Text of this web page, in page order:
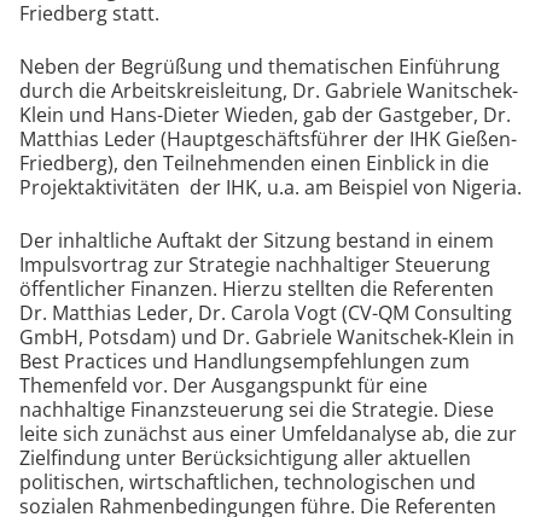
Friedberg statt.
Neben der Begrüßung und thematischen Einführung
durch die Arbeitskreisleitung, Dr. Gabriele Wanitschek-
Klein und Hans-Dieter Wieden, gab der Gastgeber, Dr.
Matthias Leder (Hauptgeschäftsführer der IHK Gießen-
Friedberg), den Teilnehmenden einen Einblick in die
Projektaktivitäten der IHK, u.a. am Beispiel von Nigeria.
Der inhaltliche Auftakt der Sitzung bestand in einem
Impulsvortrag zur Strategie nachhaltiger Steuerung
öffentlicher Finanzen. Hierzu stellten die Referenten
Dr. Matthias Leder, Dr. Carola Vogt (CV-QM Consulting
GmbH, Potsdam) und Dr. Gabriele Wanitschek-Klein in
Best Practices und Handlungsempfehlungen zum
Themenfeld vor. Der Ausgangspunkt für eine
nachhaltige Finanzsteuerung sei die Strategie. Diese
leite sich zunächst aus einer Umfeldanalyse ab, die zur
Zielfindung unter Berücksichtigung aller aktuellen
politischen, wirtschaftlichen, technologischen und
sozialen Rahmenbedingungen führe. Die Referenten